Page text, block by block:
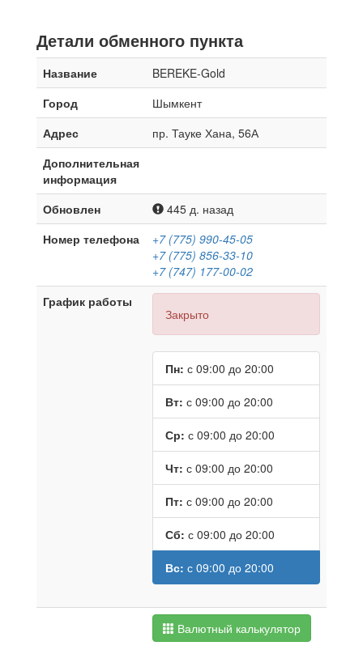
Детали обменного пункта
Название
BEREKE-Gold
Город
Шымкент
Адрес
пр. Тауке Хана, 56А
Дополнительная
информация
Обновлен
445 д. назад
Номер телефона
+7 (775) 990-45-05
+7 (775) 856-33-10
+7 (747) 177-00-02
График работы
Закрыто
Пн: с 09:00 до 20:00
Вт: с 09:00 до 20:00
Ср: с 09:00 до 20:00
Чт: с 09:00 до 20:00
Пт: с 09:00 до 20:00
Сб: с 09:00 до 20:00
Вс: с 09:00 до 20:00
Валютный калькулятор